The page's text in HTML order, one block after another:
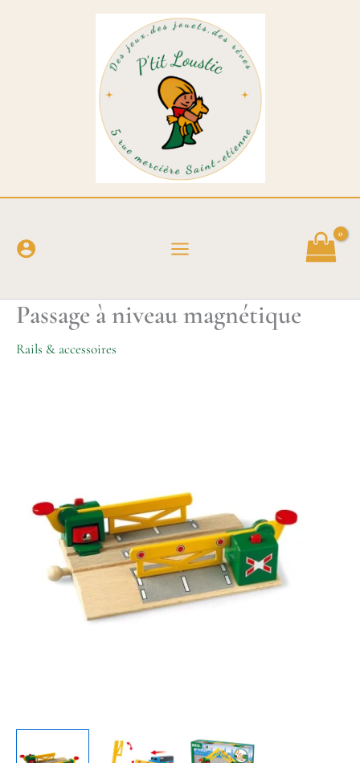
Passage à niveau magnétique
Rails & accessoires